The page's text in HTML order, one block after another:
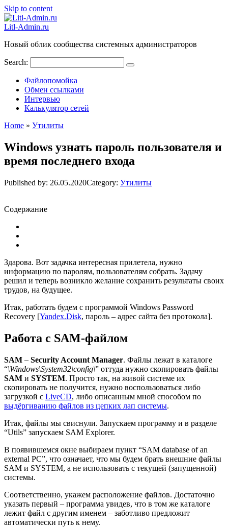
Skip to content
Litl-Admin.ru
Новый облик сообщества системных администраторов
Search:
Файлопомойка
Обмен ссылками
Интервью
Калькулятор сетей
Home » Утилиты
Windows узнать пароль пользователя и
время последнего входа
Published by: 26.05.2020Category: Утилиты
Содержание
Здарова. Вот задачка интересная прилетела, нужно
информацию по паролям, пользователям собрать. Задачу
решил и теперь возникло желание сохранить результаты своих
трудов, на будущее.
Итак, работать будем с программой Windows Password
Recovery [Yandex.Disk, пароль – адрес сайта без протокола].
Работа с SAM-файлом
SAM – Security Account Manager. Файлы лежат в каталоге
“\Windows\System32\config\” оттуда нужно скопировать файлы
SAM и SYSTEM. Просто так, на живой системе их
скопировать не получится, нужно воспользоваться либо
загрузкой с LiveCD, либо описанным мной способом по
выдёргиванию файлов из цепких лап системы.
Итак, файлы мы свиснули. Запускаем программу и в разделе
“Utils” запускаем SAM Explorer.
В появившемся окне выбираем пункт “SAM database of an
external PC”, что означает, что мы будем брать внешние файлы
SAM и SYSTEM, а не использовать с текущей (запущенной)
системы.
Соответственно, укажем расположение файлов. Достаточно
указать первый – программа увидев, что в том же каталоге
лежит файл с другим именем – заботливо предложит
автоматически путь к нему.